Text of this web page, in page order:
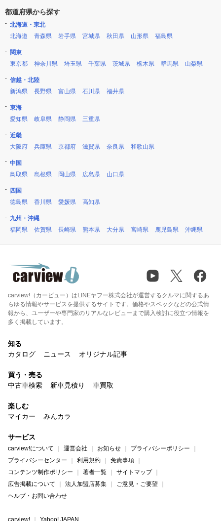
都道府県から探す
北海道・東北
北海道
青森県 岩手県 宮城県 秋田県 山形県 福島県
関東
東京都
神奈川県 埼玉県 千葉県 茨城県 栃木県 群馬県 山梨県
信越・北陸
新潟県
長野県 富山県 石川県 福井県
東海
愛知県
岐阜県 静岡県 三重県
近畿
大阪府
兵庫県 京都府 滋賀県 奈良県 和歌山県
中国
鳥取県
島根県 岡山県 広島県 山口県
四国
徳島県
香川県 愛媛県 高知県
九州・沖縄
福岡県
佐賀県 長崎県 熊本県 大分県 宮崎県 鹿児島県 沖縄県
carview!（カービュー）はLINEヤフー株式会社が運営するクルマに関するあ
らゆる情報やサービスを提供するサイトです。価格やスペックなどの公式情
報から、ユーザーや専門家のリアルなレビューまで購入検討に役立つ情報を
多く掲載しています。
知る
カタログ
ニュース オリジナル記事
買う・売る
中古車検索
新車見積り 車買取
楽しむ
マイカー
みんカラ
サービス
carview!について 運営会社 お知らせ
プライバシーポリシー
プライバシーセンター
利用規約
免責事項
コンテンツ制作ポリシー
著者一覧
サイトマップ
広告掲載について
法人加盟店募集
ご意見・ご要望
ヘルプ・お問い合わせ